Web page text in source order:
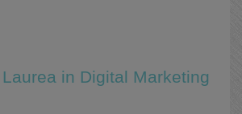
in Digital Marketing